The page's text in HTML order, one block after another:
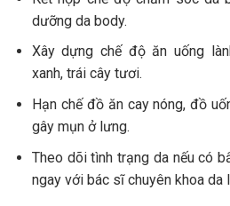
dưỡng da body.
Xây dựng chế độ ăn uống
xanh, trái cây tươi.
Hạn chế đồ ăn cay nóng, đồ
gây mụn ở lưng.
Theo dõi tình trạng da nếu có
ngay với bác sĩ chuyên khoa da